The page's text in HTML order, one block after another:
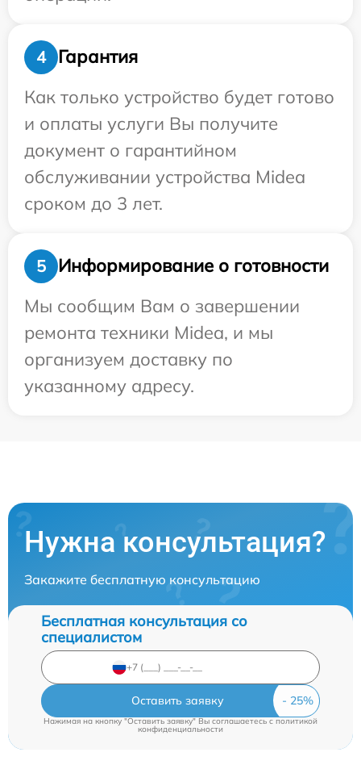
4
Гарантия
Как только устройство будет готово
и оплаты услуги Вы получите
документ о гарантийном
обслуживании устройства Midea
сроком до 3 лет.
5
Информирование о готовности
Мы сообщим Вам о завершении
ремонта техники Midea, и мы
организуем доставку по
указанному адресу.
Нужна консультация?
Закажите бесплатную консультацию
Бесплатная консультация со
специалистом
Оставить заявку
Нажимая на кнопку "Оставить заявку" Вы соглашаетесь cполитикой
конфиденциальности